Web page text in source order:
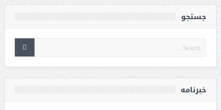
جستجو
خبرنامه